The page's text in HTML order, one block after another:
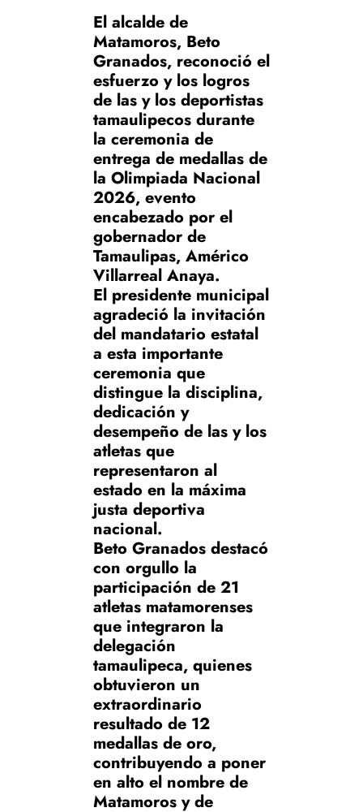
El alcalde de
Matamoros, Beto
Granados, reconoció el
esfuerzo y los logros
de las y los deportistas
tamaulipecos durante
la ceremonia de
entrega de medallas de
la Olimpiada Nacional
2026, evento
encabezado por el
gobernador de
Tamaulipas, Américo
Villarreal Anaya.
El presidente municipal
agradeció la invitación
del mandatario estatal
a esta importante
ceremonia que
distingue la disciplina,
dedicación y
desempeño de las y los
atletas que
representaron al
estado en la máxima
justa deportiva
nacional.
Beto Granados destacó
con orgullo la
participación de 21
atletas matamorenses
que integraron la
delegación
tamaulipeca, quienes
obtuvieron un
extraordinario
resultado de 12
medallas de oro,
contribuyendo a poner
en alto el nombre de
Matamoros y de